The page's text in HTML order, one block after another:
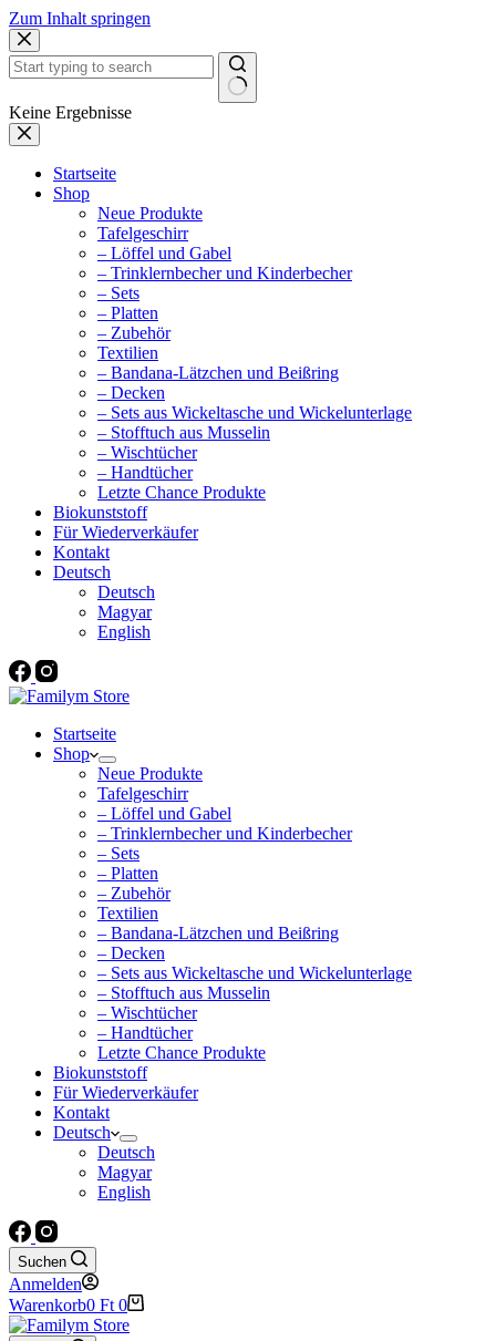
Zum Inhalt springen
Keine Ergebnisse
Startseite
Shop
Neue Produkte
Tafelgeschirr
– Löffel und Gabel
– Trinklernbecher und Kinderbecher
– Sets
– Platten
– Zubehör
Textilien
– Bandana-Lätzchen und Beißring
– Decken
– Sets aus Wickeltasche und Wickelunterlage
– Stofftuch aus Musselin
– Wischtücher
– Handtücher
Letzte Chance Produkte
Biokunststoff
Für Wiederverkäufer
Kontakt
Deutsch
Deutsch
Magyar
English
Startseite
Shop
Neue Produkte
Tafelgeschirr
– Löffel und Gabel
– Trinklernbecher und Kinderbecher
– Sets
– Platten
– Zubehör
Textilien
– Bandana-Lätzchen und Beißring
– Decken
– Sets aus Wickeltasche und Wickelunterlage
– Stofftuch aus Musselin
– Wischtücher
– Handtücher
Letzte Chance Produkte
Biokunststoff
Für Wiederverkäufer
Kontakt
Deutsch
Deutsch
Magyar
English
Suchen
Anmelden
Warenkorb0 Ft 0